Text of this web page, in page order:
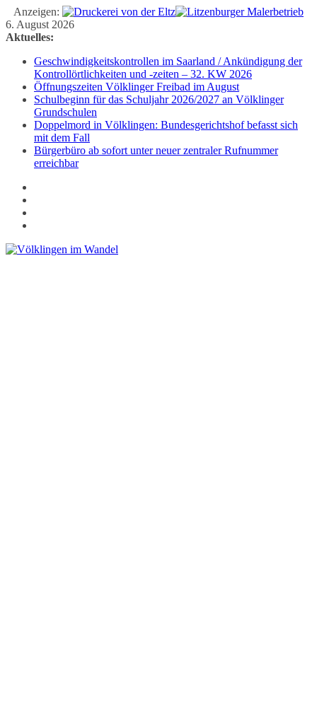
Anzeigen:
Zum
Inhalt
6. August 2026
Aktuelles:
Geschwindigkeitskontrollen im Saarland / Ankündigung der
Kontrollörtlichkeiten und -zeiten – 32. KW 2026
Öffnungszeiten Völklinger Freibad im August
Schulbeginn für das Schuljahr 2026/2027 an Völklinger
Grundschulen
Doppelmord in Völklingen: Bundesgerichtshof befasst sich
mit dem Fall
Bürgerbüro ab sofort unter neuer zentraler Rufnummer
erreichbar